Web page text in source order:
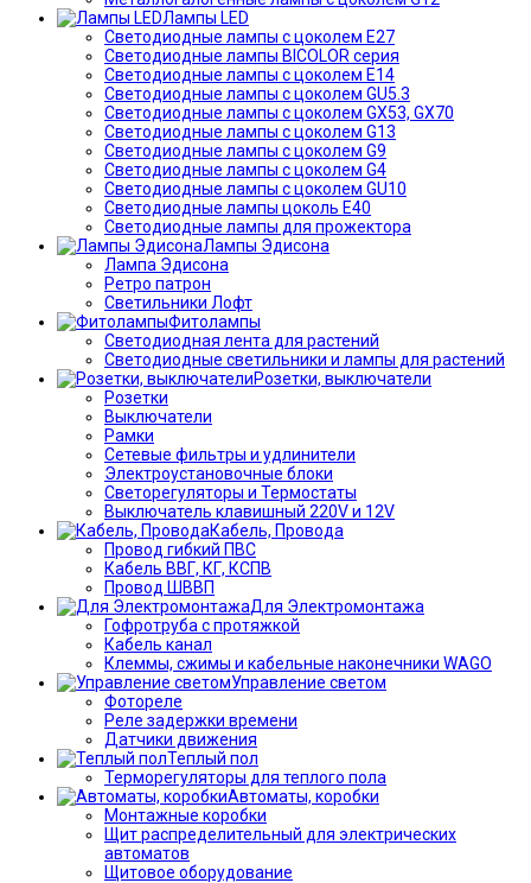
Лампы LED
Светодиодные лампы с цоколем E27
Светодиодные лампы BICOLOR серия
Светодиодные лампы с цоколем E14
Светодиодные лампы с цоколем GU5.3
Светодиодные лампы с цоколем GX53, GX70
Светодиодные лампы с цоколем G13
Светодиодные лампы с цоколем G9
Светодиодные лампы с цоколем G4
Светодиодные лампы с цоколем GU10
Светодиодные лампы цоколь Е40
Светодиодные лампы для прожектора
Лампы Эдисона
Лампа Эдисона
Ретро патрон
Светильники Лофт
Фитолампы
Светодиодная лента для растений
Светодиодные светильники и лампы для растений
Розетки, выключатели
Розетки
Выключатели
Рамки
Сетевые фильтры и удлинители
Электроустановочные блоки
Светорегуляторы и Термостаты
Выключатель клавишный 220V и 12V
Кабель, Провода
Провод гибкий ПВС
Кабель ВВГ, КГ, КСПВ
Провод ШВВП
Для Электромонтажа
Гофротруба с протяжкой
Кабель канал
Клеммы, сжимы и кабельные наконечники WAGO
Управление светом
Фотореле
Реле задержки времени
Датчики движения
Теплый пол
Терморегуляторы для теплого пола
Автоматы, коробки
Монтажные коробки
Щит распределительный для электрических
автоматов
Щитовое оборудование